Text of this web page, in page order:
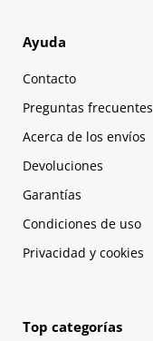
Ayuda
Contacto
Preguntas frecuentes
Acerca de los envíos
Devoluciones
Garantías
Condiciones de uso
Privacidad y cookies
Top categorías